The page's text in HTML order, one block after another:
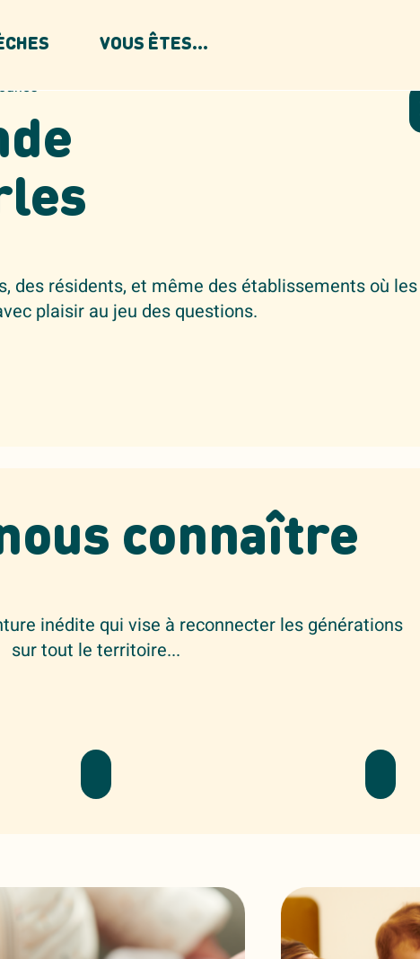
VOUS ÊTES...
des résidents, et même des établissements où
plaisir au jeu des questions.
connaître
inédite qui vise à reconnecter les générations
sur tout le territoire...